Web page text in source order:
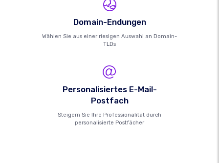
Domain-Endungen
Wählen Sie aus einer riesigen Auswahl an Domain-
TLDs
Personalisiertes E-Mail-
Postfach
Steigern Sie Ihre Professionalität durch
personalisierte Postfächer